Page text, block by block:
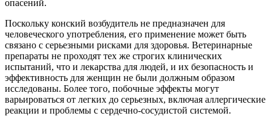
опасений.
Поскольку конский возбудитель не предназначен для
человеческого употребления, его применение может быть
связано с серьезными рисками для здоровья. Ветеринарные
препараты не проходят тех же строгих клинических
испытаний, что и лекарства для людей, и их безопасность и
эффективность для женщин не были должным образом
исследованы. Более того, побочные эффекты могут
варьироваться от легких до серьезных, включая аллергические
реакции и проблемы с сердечно-сосудистой системой.